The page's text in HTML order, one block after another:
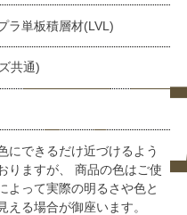
ラ単板積層材(LVL)
共通)
にできるだけ近づけるよう
りますが、 商品の色はご使
よって実際の明るさや色と
える場合が御座います。